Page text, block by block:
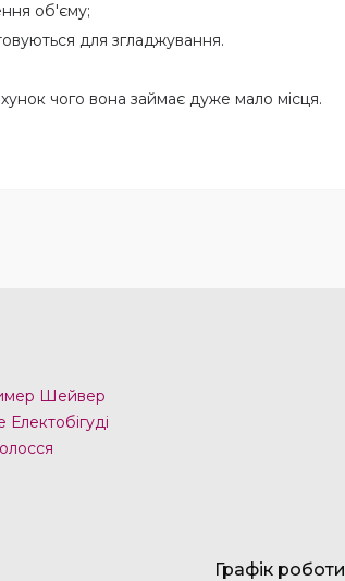
об'єму;
для згладжування.
чого вона займає дуже мало місця.
Шейвер
Графік роботи